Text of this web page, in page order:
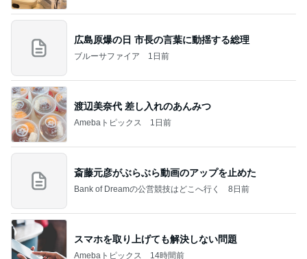
広島原爆の日 市長の言葉に動揺する総理
ブルーサファイア 1日前
渡辺美奈代 差し入れのあんみつ
Amebaトピックス 1日前
斎藤元彦がぶらぶら動画のアップを止めた
Bank of Dreamの公営競技はどこへ行く 8日前
スマホを取り上げても解決しない問題
Amebaトピックス 14時間前